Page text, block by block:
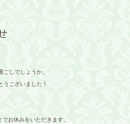
しでしょうか。
ございました！
お休みをいただきます。